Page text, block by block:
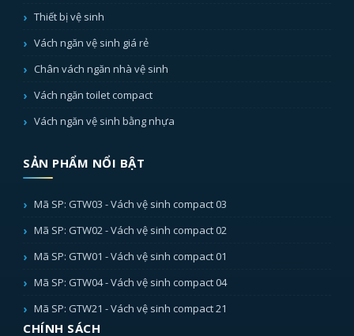
Thiết bị vệ sinh
Vách ngăn vệ sinh giá rẻ
Chân vách ngăn nhà vệ sinh
Vách ngăn toilet compact
Vách ngăn vệ sinh bằng nhựa
SẢN PHẨM NỔI BẬT
Mã SP: GTW03 - Vách vệ sinh compact 03
Mã SP: GTW02 - Vách vệ sinh compact 02
Mã SP: GTW01 - Vách vệ sinh compact 01
Mã SP: GTW04 - Vách vệ sinh compact 04
Mã SP: GTW21 - Vách vệ sinh compact 21
CHÍNH SÁCH